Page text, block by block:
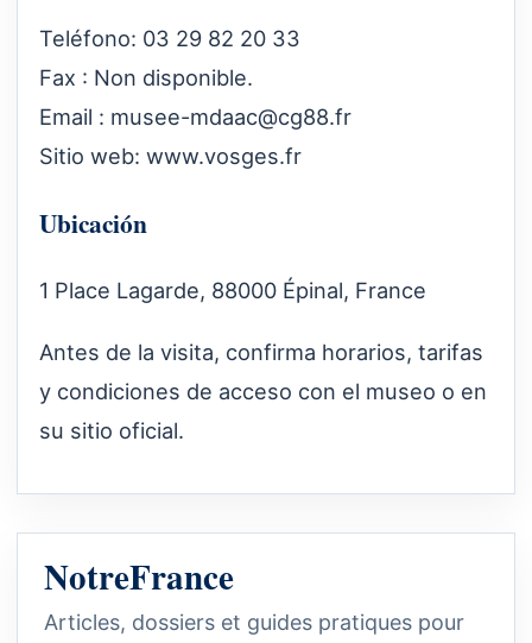
Teléfono: 03 29 82 20 33
Fax : Non disponible.
Email : musee-mdaac@cg88.fr
Sitio web: www.vosges.fr
Ubicación
1 Place Lagarde, 88000 Épinal, France
Antes de la visita, confirma horarios, tarifas
y condiciones de acceso con el museo o en
su sitio oficial.
NotreFrance
Articles, dossiers et guides pratiques pour